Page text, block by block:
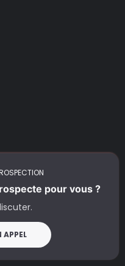
pour vous ?
APPEL